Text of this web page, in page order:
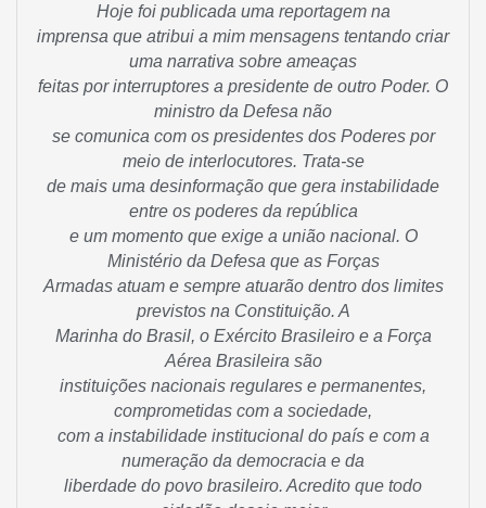
Hoje foi publicada uma reportagem na
imprensa que atribui a mim mensagens tentando criar
uma narrativa sobre ameaças
feitas por interruptores a presidente de outro Poder. O
ministro da Defesa não
se comunica com os presidentes dos Poderes por
meio de interlocutores. Trata-se
de mais uma desinformação que gera instabilidade
entre os poderes da república
e um momento que exige a união nacional. O
Ministério da Defesa que as Forças
Armadas atuam e sempre atuarão dentro dos limites
previstos na Constituição. A
Marinha do Brasil, o Exército Brasileiro e a Força
Aérea Brasileira são
instituições nacionais regulares e permanentes,
comprometidas com a sociedade,
com a instabilidade institucional do país e com a
numeração da democracia e da
liberdade do povo brasileiro. Acredito que todo